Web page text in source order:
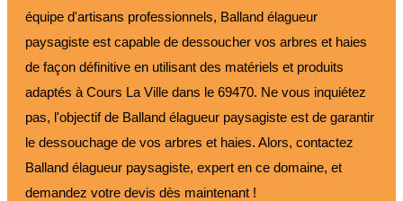
équipe d'artisans professionnels, Balland élagueur
paysagiste est capable de dessoucher vos arbres et haies
de façon définitive en utilisant des matériels et produits
adaptés à Cours La Ville dans le 69470. Ne vous inquiétez
pas, l'objectif de Balland élagueur paysagiste est de garantir
le dessouchage de vos arbres et haies. Alors, contactez
Balland élagueur paysagiste, expert en ce domaine, et
demandez votre devis dès maintenant !